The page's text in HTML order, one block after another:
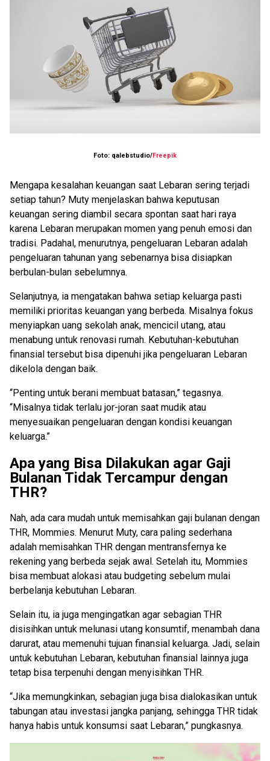
Foto: qalebstudio/Freepik
Mengapa kesalahan keuangan saat Lebaran sering terjadi
setiap tahun? Muty menjelaskan bahwa keputusan
keuangan sering diambil secara spontan saat hari raya
karena Lebaran merupakan momen yang penuh emosi dan
tradisi. Padahal, menurutnya, pengeluaran Lebaran adalah
pengeluaran tahunan yang sebenarnya bisa disiapkan
berbulan-bulan sebelumnya.
Selanjutnya, ia mengatakan bahwa setiap keluarga pasti
memiliki prioritas keuangan yang berbeda. Misalnya fokus
menyiapkan uang sekolah anak, mencicil utang, atau
menabung untuk renovasi rumah. Kebutuhan-kebutuhan
finansial tersebut bisa dipenuhi jika pengeluaran Lebaran
dikelola dengan baik.
“Penting untuk berani membuat batasan,” tegasnya.
“Misalnya tidak terlalu jor-joran saat mudik atau
menyesuaikan pengeluaran dengan kondisi keuangan
keluarga.”
Apa yang Bisa Dilakukan agar Gaji
Bulanan Tidak Tercampur dengan
THR?
Nah, ada cara mudah untuk memisahkan gaji bulanan dengan
THR, Mommies. Menurut Muty, cara paling sederhana
adalah memisahkan THR dengan mentransfernya ke
rekening yang berbeda sejak awal. Setelah itu, Mommies
bisa membuat alokasi atau budgeting sebelum mulai
berbelanja kebutuhan Lebaran.
Selain itu, ia juga mengingatkan agar sebagian THR
disisihkan untuk melunasi utang konsumtif, menambah dana
darurat, atau memenuhi tujuan finansial keluarga. Jadi, selain
untuk kebutuhan Lebaran, kebutuhan finansial lainnya juga
tetap bisa terpenuhi dengan menyisihkan THR.
“Jika memungkinkan, sebagian juga bisa dialokasikan untuk
tabungan atau investasi jangka panjang, sehingga THR tidak
hanya habis untuk konsumsi saat Lebaran,” pungkasnya.